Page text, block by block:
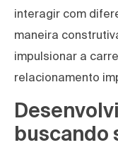
interagir com
maneira
impulsionar a
relacionamento
buscando